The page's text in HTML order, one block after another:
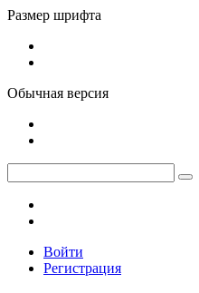
Размер шрифта
Обычная версия
Войти
Регистрация